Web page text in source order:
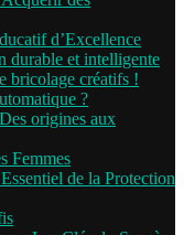
d’Excellence
durable et intelligente
bricolage créatifs !
?
origines aux
Femmes
de la Protection